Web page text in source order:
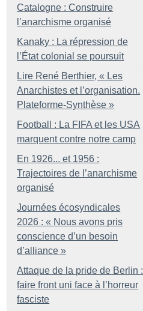
Catalogne : Construire
l’anarchisme organisé
Kanaky : La répression de
l’État colonial se poursuit
Lire René Berthier, « Les
Anarchistes et l’organisation.
Plateforme-Synthèse »
Football : La FIFA et les USA
marquent contre notre camp
En 1926... et 1956 :
Trajectoires de l’anarchisme
organisé
Journées écosyndicales
2026 : « Nous avons pris
conscience d’un besoin
d’alliance »
Attaque de la pride de Berlin :
faire front uni face à l’horreur
fasciste